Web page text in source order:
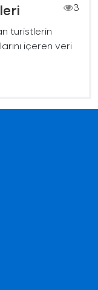
3
turistlerin
içeren veri